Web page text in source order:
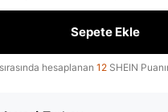
Sepete Ekle
hesaplanan 12 SHEIN